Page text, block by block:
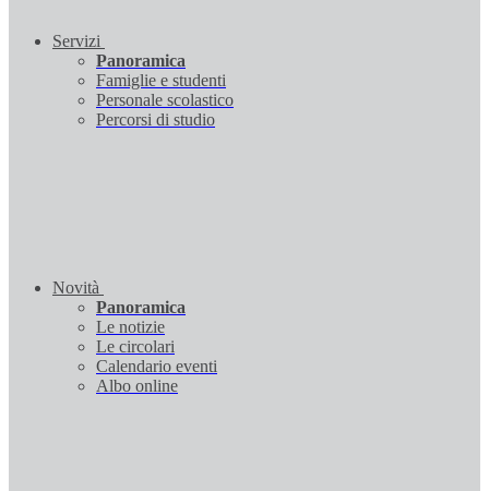
Servizi
Panoramica
Famiglie e studenti
Personale scolastico
Percorsi di studio
Novità
Panoramica
Le notizie
Le circolari
Calendario eventi
Albo online